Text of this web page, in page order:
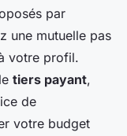
par
une mutuelle pas
votre profil.
tiers payant,
de
votre budget